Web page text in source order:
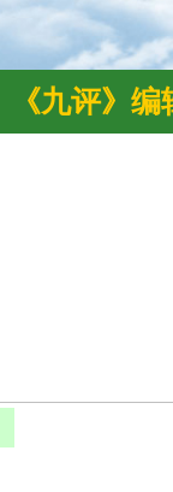
《九评》编